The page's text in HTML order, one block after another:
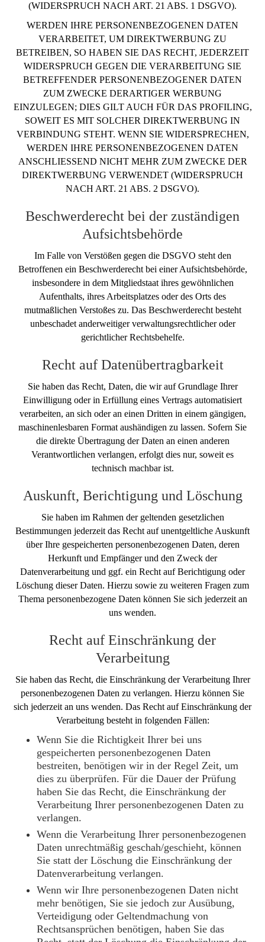
(WIDERSPRUCH NACH ART. 21 ABS. 1 DSGVO).
WERDEN IHRE PERSONENBEZOGENEN DATEN
VERARBEITET, UM DIREKTWERBUNG ZU
BETREIBEN, SO HABEN SIE DAS RECHT, JEDERZEIT
WIDERSPRUCH GEGEN DIE VERARBEITUNG SIE
BETREFFENDER PERSONENBEZOGENER DATEN
ZUM ZWECKE DERARTIGER WERBUNG
EINZULEGEN; DIES GILT AUCH FÜR DAS PROFILING,
SOWEIT ES MIT SOLCHER DIREKTWERBUNG IN
VERBINDUNG STEHT. WENN SIE WIDERSPRECHEN,
WERDEN IHRE PERSONENBEZOGENEN DATEN
ANSCHLIESSEND NICHT MEHR ZUM ZWECKE DER
DIREKTWERBUNG VERWENDET (WIDERSPRUCH
NACH ART. 21 ABS. 2 DSGVO).
Beschwerde­recht bei der zuständigen
Aufsichts­behörde
Im Falle von Verstößen gegen die DSGVO steht den
Betroffenen ein Beschwerderecht bei einer Aufsichtsbehörde,
insbesondere in dem Mitgliedstaat ihres gewöhnlichen
Aufenthalts, ihres Arbeitsplatzes oder des Orts des
mutmaßlichen Verstoßes zu. Das Beschwerderecht besteht
unbeschadet anderweitiger verwaltungsrechtlicher oder
gerichtlicher Rechtsbehelfe.
Recht auf Daten­übertrag­barkeit
Sie haben das Recht, Daten, die wir auf Grundlage Ihrer
Einwilligung oder in Erfüllung eines Vertrags automatisiert
verarbeiten, an sich oder an einen Dritten in einem gängigen,
maschinenlesbaren Format aushändigen zu lassen. Sofern Sie
die direkte Übertragung der Daten an einen anderen
Verantwortlichen verlangen, erfolgt dies nur, soweit es
technisch machbar ist.
Auskunft, Berichtigung und Löschung
Sie haben im Rahmen der geltenden gesetzlichen
Bestimmungen jederzeit das Recht auf unentgeltliche Auskunft
über Ihre gespeicherten personenbezogenen Daten, deren
Herkunft und Empfänger und den Zweck der
Datenverarbeitung und ggf. ein Recht auf Berichtigung oder
Löschung dieser Daten. Hierzu sowie zu weiteren Fragen zum
Thema personenbezogene Daten können Sie sich jederzeit an
uns wenden.
Recht auf Einschränkung der
Verarbeitung
Sie haben das Recht, die Einschränkung der Verarbeitung Ihrer
personenbezogenen Daten zu verlangen. Hierzu können Sie
sich jederzeit an uns wenden. Das Recht auf Einschränkung der
Verarbeitung besteht in folgenden Fällen:
Wenn Sie die Richtigkeit Ihrer bei uns
gespeicherten personenbezogenen Daten
bestreiten, benötigen wir in der Regel Zeit, um
dies zu überprüfen. Für die Dauer der Prüfung
haben Sie das Recht, die Einschränkung der
Verarbeitung Ihrer personenbezogenen Daten zu
verlangen.
Wenn die Verarbeitung Ihrer personenbezogenen
Daten unrechtmäßig geschah/geschieht, können
Sie statt der Löschung die Einschränkung der
Datenverarbeitung verlangen.
Wenn wir Ihre personenbezogenen Daten nicht
mehr benötigen, Sie sie jedoch zur Ausübung,
Verteidigung oder Geltendmachung von
Rechtsansprüchen benötigen, haben Sie das